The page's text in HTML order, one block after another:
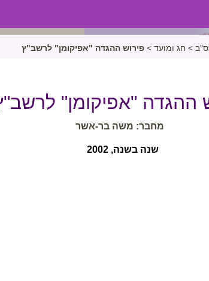
> חג ומועד > פירוש ההגדה "אפיקומן" לרשב"ץ
ההגדה "אפיקומן"
מחבר: משה בר-אשר
שנה בשנה, 2002